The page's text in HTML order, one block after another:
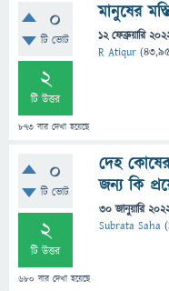
0
টি ভোট
2
টি উত্তর
873 বার দেখা হয়েছে
মানুষের
12 ফেব্রুয়ারি
R Atiqur (
0
টি ভোট
2
টি উত্তর
680 বার দেখা হয়েছে
দেহ
জন্য কি
30 জানুয়ারি
Subrata Saha (